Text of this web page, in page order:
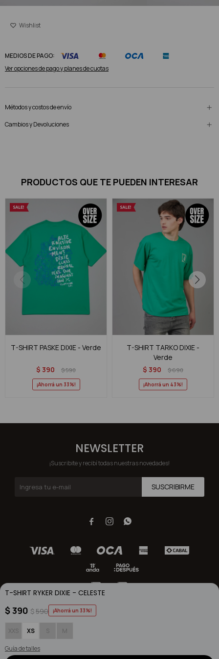
T-SHIRT RYKER DIXIE - CELESTE
$390 $590 33
XXS XS S M
Guía de talles
MEDIOS DE PAGO:
Ver opciones de pago y planes de cuotas
Métodos y costos de envío
Cambios y Devoluciones
PRODUCTOS QUE TE PUEDEN INTERESAR
T-SHIRT PASKE DIXIE - Verde
$ 390 $590
33
T-SHIRT TARKO DIXIE -
Verde
$ 390 $690
43
NEWSLETTER
¡Suscribite y recibí todas nuestras novedades!
SUSCRIBIRME
  
© Copyright 2026 / Dixie / FORTER S.A Rut 213720560017